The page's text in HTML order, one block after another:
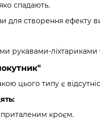
спадають.
для створення ефекту
рукавами-
цього типу є
кроєм.